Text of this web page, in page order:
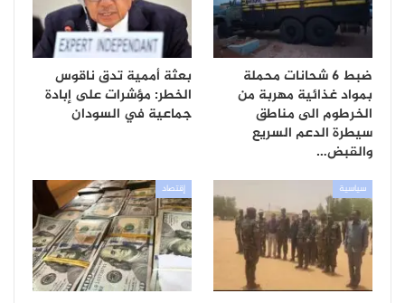
ضبط 6 شحانات محملة
بمواد غذائية مهربة من
الخرطوم الى مناطق
سيطرة الدعم السريع
والقبض…
بعثة أممية تدق ناقوس
الخطر: مؤشرات على إبادة
جماعية في السودان
سياسية إقتصاد